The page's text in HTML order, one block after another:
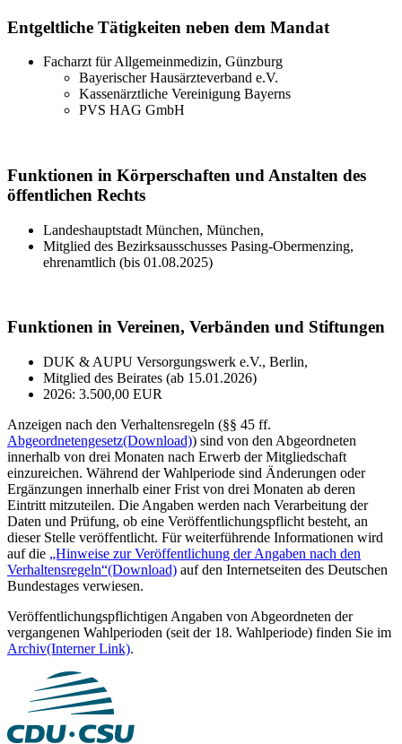
Entgeltliche Tätigkeiten neben dem Mandat
Facharzt für Allgemeinmedizin, Günzburg
Bayerischer Hausärzteverband e.V.
Kassenärztliche Vereinigung Bayerns
PVS HAG GmbH
Funktionen in Körperschaften und Anstalten des
öffentlichen Rechts
Landeshauptstadt München, München,
Mitglied des Bezirksausschusses Pasing-Obermenzing,
ehrenamtlich (bis 01.08.2025)
Funktionen in Vereinen, Verbänden und Stiftungen
DUK & AUPU Versorgungswerk e.V., Berlin,
Mitglied des Beirates (ab 15.01.2026)
2026: 3.500,00 EUR
Anzeigen nach den Verhaltensregeln (§§ 45 ff.
Abgeordnetengesetz(Download)) sind von den Abgeordneten
innerhalb von drei Monaten nach Erwerb der Mitgliedschaft
einzureichen. Während der Wahlperiode sind Änderungen oder
Ergänzungen innerhalb einer Frist von drei Monaten ab deren
Eintritt mitzuteilen. Die Angaben werden nach Verarbeitung der
Daten und Prüfung, ob eine Veröffentlichungspflicht besteht, an
dieser Stelle veröffentlicht. Für weiterführende Informationen wird
auf die „Hinweise zur Veröffentlichung der Angaben nach den
Verhaltensregeln“(Download) auf den Internetseiten des Deutschen
Bundestages verwiesen.
Veröffentlichungspflichtigen Angaben von Abgeordneten der
vergangenen Wahlperioden (seit der 18. Wahlperiode) finden Sie im
Archiv(Interner Link).